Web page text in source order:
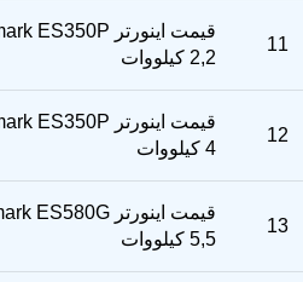
11
2,2 کیلووات
12
4 کیلووات
13
5,5 کیلووات